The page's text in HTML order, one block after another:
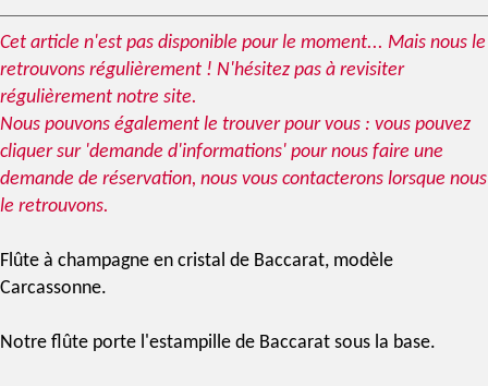
Cet article n'est pas disponible pour le moment... Mais nous le
retrouvons régulièrement ! N'hésitez pas à revisiter
régulièrement notre site.
Nous pouvons également le trouver pour vous : vous pouvez
cliquer sur 'demande d'informations' pour nous faire une
demande de réservation, nous vous contacterons lorsque nous
le retrouvons.
Flûte à champagne en cristal de Baccarat, modèle
Carcassonne.
Notre flûte porte l'estampille de Baccarat sous la base.